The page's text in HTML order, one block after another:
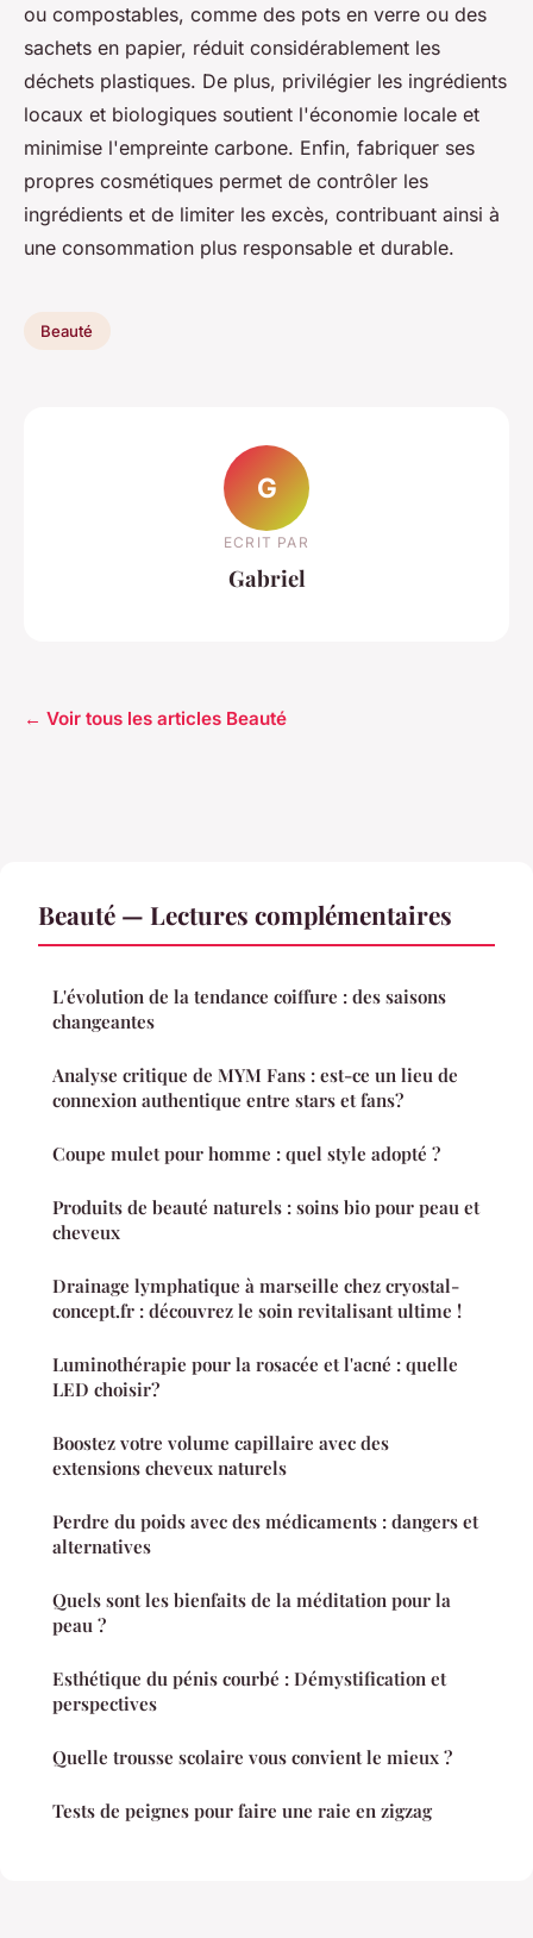
ou compostables, comme des pots en verre ou des
sachets en papier, réduit considérablement les
déchets plastiques. De plus, privilégier les ingrédients
locaux et biologiques soutient l'économie locale et
minimise l'empreinte carbone. Enfin, fabriquer ses
propres cosmétiques permet de contrôler les
ingrédients et de limiter les excès, contribuant ainsi à
une consommation plus responsable et durable.
Beauté
G
ECRIT PAR
Gabriel
← Voir tous les articles Beauté
Beauté — Lectures complémentaires
L'évolution de la tendance coiffure : des saisons
changeantes
Analyse critique de MYM Fans : est-ce un lieu de
connexion authentique entre stars et fans?
Coupe mulet pour homme : quel style adopté ?
Produits de beauté naturels : soins bio pour peau et
cheveux
Drainage lymphatique à marseille chez cryostal-
concept.fr : découvrez le soin revitalisant ultime !
Luminothérapie pour la rosacée et l'acné : quelle
LED choisir?
Boostez votre volume capillaire avec des
extensions cheveux naturels
Perdre du poids avec des médicaments : dangers et
alternatives
Quels sont les bienfaits de la méditation pour la
peau ?
Esthétique du pénis courbé : Démystification et
perspectives
Quelle trousse scolaire vous convient le mieux ?
Tests de peignes pour faire une raie en zigzag